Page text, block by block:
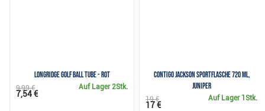
Longridge Golf Ball Tube - rot
Auf Lager2Stk.
9,99 €
7,54 €
Contigo Jackson Sportflasche 720 ml,
juniper
Auf Lager 1Stk.
19 €
17 €